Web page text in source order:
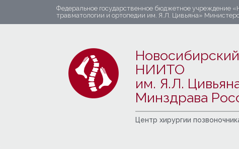
Федеральное государственное бюджетное учреждение
травматологии и ортопедии им. Я.Л. Цивьяна»
Новосибирский
НИИТО
им. Я.Л.
Минздрава
Центр хирургии